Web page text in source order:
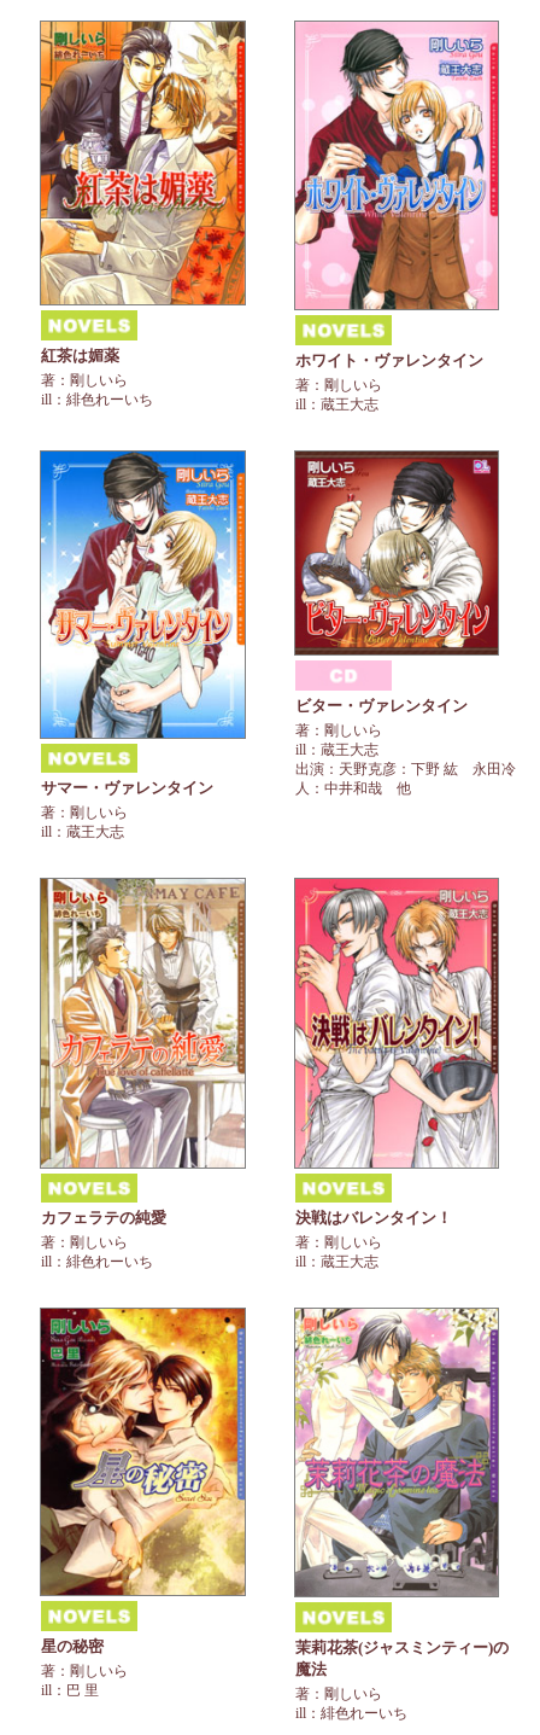
紅茶は媚薬
著：剛しいら
ill：緋色れーいち
ホワイト・ヴァレンタイン
著：剛しいら
ill：蔵王大志
サマー・ヴァレンタイン
著：剛しいら
ill：蔵王大志
ビター・ヴァレンタイン
著：剛しいら
ill：蔵王大志
出演：天野克彦：下野 紘 永田冷
人：中井和哉 他
カフェラテの純愛
著：剛しいら
ill：緋色れーいち
決戦はバレンタイン！
著：剛しいら
ill：蔵王大志
星の秘密
著：剛しいら
ill：巴 里
茉莉花茶(ジャスミンティー)の
魔法
著：剛しいら
ill：緋色れーいち